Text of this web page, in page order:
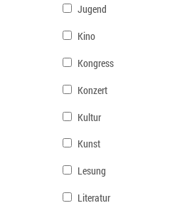
Jugend
Kino
Kongress
Konzert
Kultur
Kunst
Lesung
Literatur